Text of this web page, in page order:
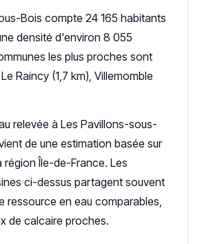
Bois compte 24 165 habitants
densité d'environ 8 055
les plus proches sont
Raincy (1,7 km), Villemomble
relevée à Les Pavillons-sous-
de une estimation basée sur
région Île-de-France. Les
ci-dessus partagent souvent
ressource en eau comparables,
de calcaire proches.